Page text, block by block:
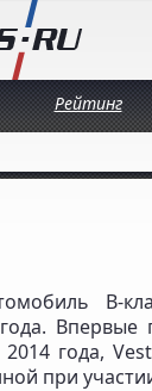
Рейтинг
B-
года,
при